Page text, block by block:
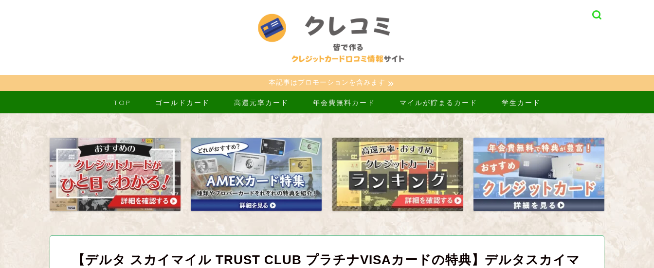
本記事はプロモーションを含みます
TOP ゴールドカード 高還元率カード 年会費無料カード マイルが貯まるカード 学生カード
【デルタ スカイマイル TRUST CLUB プラチナVISAカードの特典】デルタスカイマ